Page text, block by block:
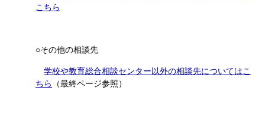
こちら
○その他の相談先
学校や教育総合相談センター以外の相談先についてはこ
ちら
（最終ページ参照）